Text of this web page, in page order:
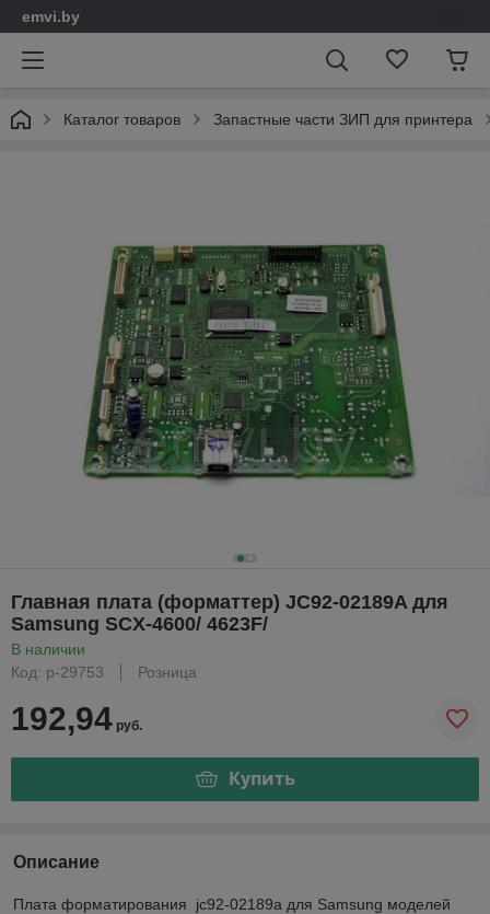
emvi.by
Каталог товаров Запастные части ЗИП для принтера
Главная плата (форматтер) JC92-02189A для
Samsung SCX-4600/ 4623F/
В наличии
Код: р-29753
Розница
192,94 руб.
Купить
Описание
Плата форматирования jc92-02189a для Samsung моделей